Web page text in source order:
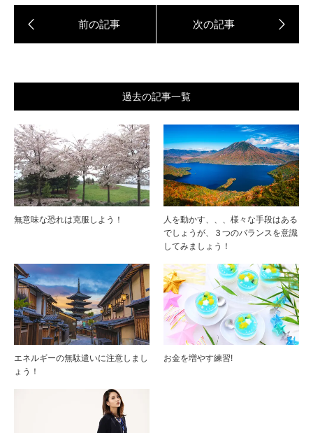
過去の記事一覧
無意味な恐れは克服しよう！
人を動かす、、、様々な手段はある
でしょうが、３つのバランスを意識
してみましょう！
エネルギーの無駄遣いに注意しまし
ょう！
お金を増やす練習!